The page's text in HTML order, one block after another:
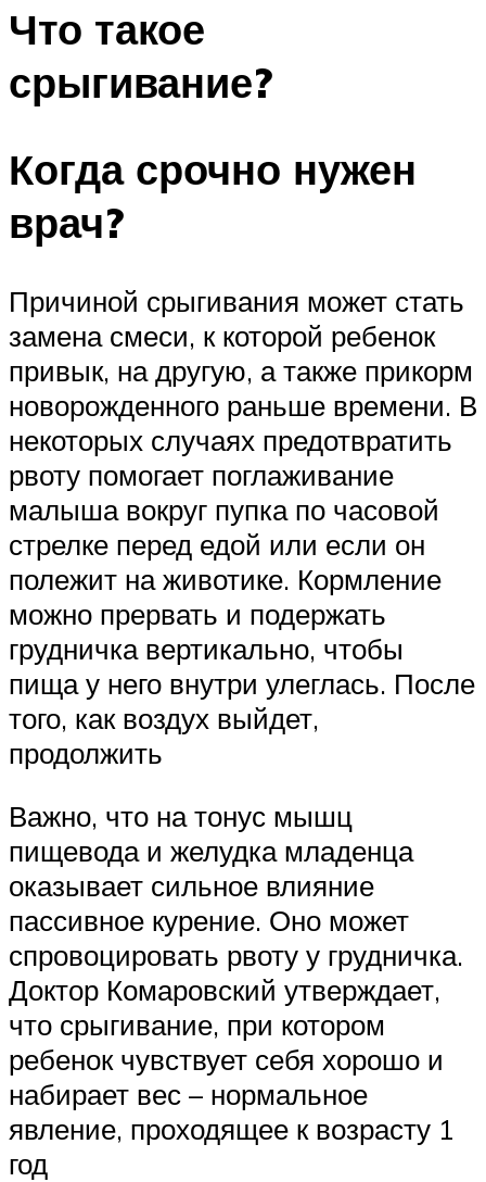
Что такое
срыгивание?
Когда срочно нужен
врач?
Причиной срыгивания может стать
замена смеси, к которой ребенок
привык, на другую, а также прикорм
новорожденного раньше времени. В
некоторых случаях предотвратить
рвоту помогает поглаживание
малыша вокруг пупка по часовой
стрелке перед едой или если он
полежит на животике. Кормление
можно прервать и подержать
грудничка вертикально, чтобы
пища у него внутри улеглась. После
того, как воздух выйдет,
продолжить
Важно, что на тонус мышц
пищевода и желудка младенца
оказывает сильное влияние
пассивное курение. Оно может
спровоцировать рвоту у грудничка.
Доктор Комаровский утверждает,
что срыгивание, при котором
ребенок чувствует себя хорошо и
набирает вес – нормальное
явление, проходящее к возрасту 1
год